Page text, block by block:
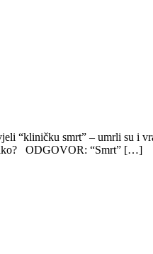
“kliničku smrt” – umrli su i
ODGOVOR: “Smrt” […]